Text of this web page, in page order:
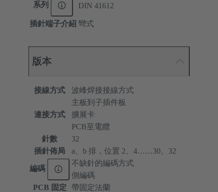
系列 DIN 41612
插針端子介紹 彎式
版本
接線方式 波峰焊接接線方式
連接方式
主板到子插件板
擴展卡
PCB至電纜
針數
32
插針佈局
a、b 排，位置 2、4……30、32
編碼
不缺針的編碼方式
側編碼
PCB 固定
帶固定法蘭